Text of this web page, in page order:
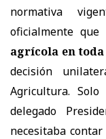
normativa
oficialmente que
agrícola en
decisión
Agricultura.
delegado
necesitaba